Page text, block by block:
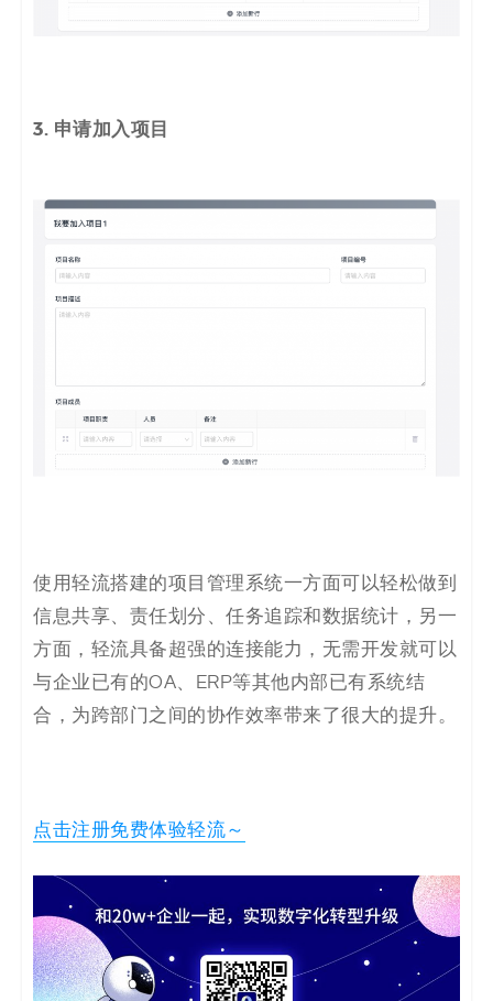
3. 申请加入项目
使用轻流搭建的项目管理系统一方面可以轻松做到
信息共享、责任划分、任务追踪和数据统计，另一
方面，轻流具备超强的连接能力，无需开发就可以
与企业已有的OA、ERP等其他内部已有系统结
合，为跨部门之间的协作效率带来了很大的提升。
点击注册免费体验轻流～